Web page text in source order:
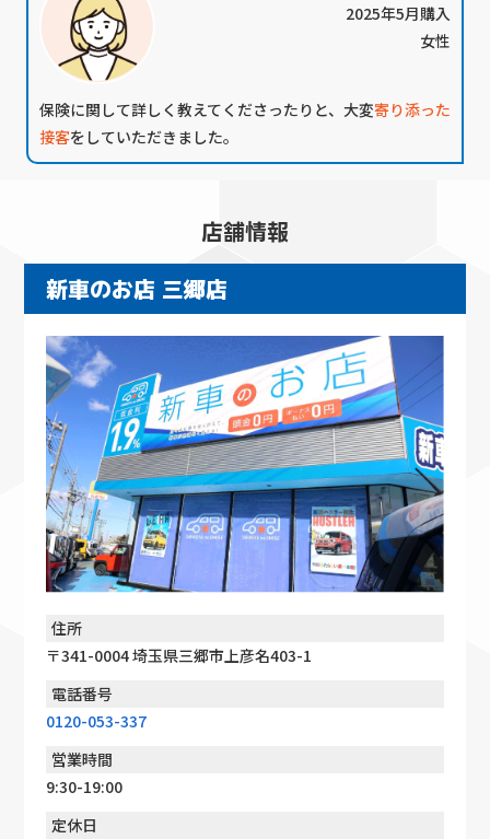
2025年5月購入
女性
保険に関して詳しく教えてくださったりと、大変寄り添った
接客をしていただきました。
店舗情報
新車のお店 三郷店
住所
〒341-0004 埼玉県三郷市上彦名403-1
電話番号
0120-053-337
営業時間
9:30-19:00
定休日